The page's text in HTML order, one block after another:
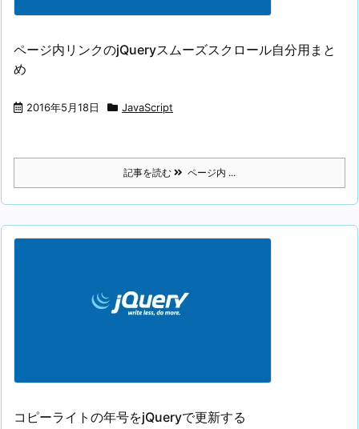
ページ内リンクのjQueryスムーズスクロール自分用まと
め
2016年5月18日 JavaScript
記事を読む ページ内 ...
コピーライトの年号をjQueryで更新する